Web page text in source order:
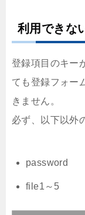
利用できな
登録項目のキー
ても登録フォー
きません。
必ず、以下以外
password
file1～5